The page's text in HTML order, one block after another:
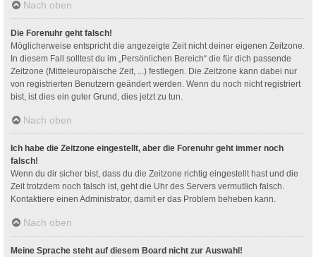
Nach oben
Die Forenuhr geht falsch!
Möglicherweise entspricht die angezeigte Zeit nicht deiner eigenen Zeitzone.
In diesem Fall solltest du im „Persönlichen Bereich“ die für dich passende
Zeitzone (Mitteleuropäische Zeit, ...) festlegen. Die Zeitzone kann dabei nur
von registrierten Benutzern geändert werden. Wenn du noch nicht registriert
bist, ist dies ein guter Grund, dies jetzt zu tun.
Nach oben
Ich habe die Zeitzone eingestellt, aber die Forenuhr geht immer noch
falsch!
Wenn du dir sicher bist, dass du die Zeitzone richtig eingestellt hast und die
Zeit trotzdem noch falsch ist, geht die Uhr des Servers vermutlich falsch.
Kontaktiere einen Administrator, damit er das Problem beheben kann.
Nach oben
Meine Sprache steht auf diesem Board nicht zur Auswahl!